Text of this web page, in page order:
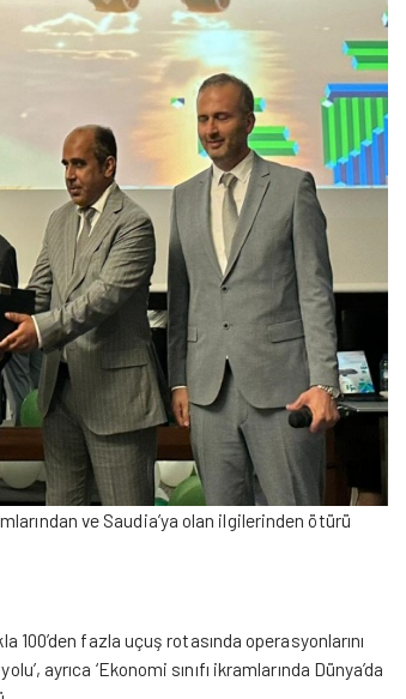
ve Saudia’ya olan ilgilerinden ötürü
fazla uçuş rotasında operasyonlarını
ayrıca ‘Ekonomi sınıfı ikramlarında Dünya’da